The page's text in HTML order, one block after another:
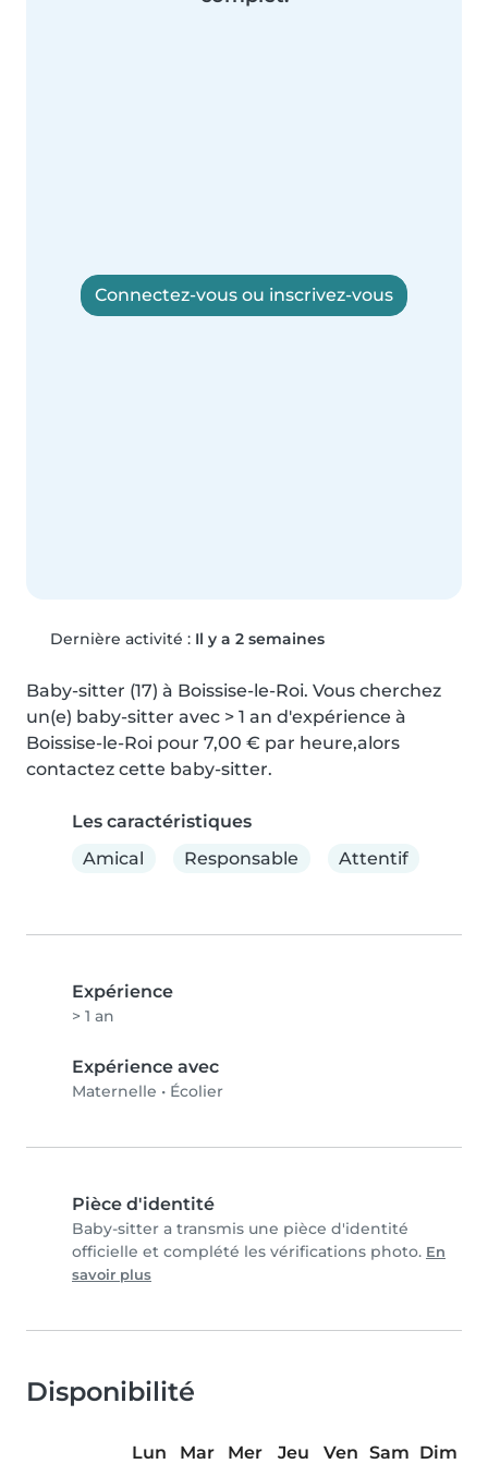
Connectez-vous ou inscrivez-vous
Dernière activité : Il y a 2 semaines
Baby-sitter (17) à Boissise-le-Roi. Vous cherchez
un(e) baby-sitter avec > 1 an d'expérience à
Boissise-le-Roi pour 7,00 € par heure,alors
contactez cette baby-sitter.
Les caractéristiques
Amical
Responsable Attentif
Expérience
> 1 an
Expérience avec
Maternelle • Écolier
Pièce d'identité
Baby-sitter a transmis une pièce d'identité
officielle et complété les vérifications photo. En
savoir plus
Disponibilité
Lun Mar Mer Jeu Ven Sam Dim